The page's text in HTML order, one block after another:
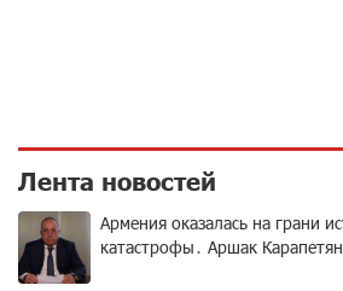
Лента новостей
Армения оказалась на грани
катастрофы․ Аршак Карапетян